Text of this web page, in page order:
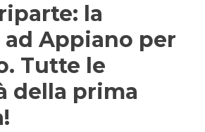
la
ad Appiano per
Tutte le
della prima